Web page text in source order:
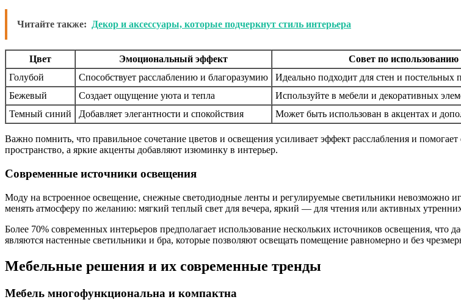
Читайте также: Декор и аксессуары, которые подчеркнут стиль интерьера
Цвет Эмоциональный эффект
Совет по использованию
Голубой
Способствует расслаблению и благоразумию
Идеально подходит для стен и постельных
Бежевый
Создает ощущение уюта и тепла
Используйте в мебели и декоративных
Темный синий
Добавляет элегантности и спокойствия Может быть использован в акцентах и
Важно помнить, что правильное сочетание цветов и освещения усиливает эффект расслабления и
пространство, а яркие акценты добавляют изюминку в интерьер.
Современные источники освещения
Моду на встроенное освещение, снежные светодиодные ленты и регулируемые светильники невозможно
менять атмосферу по желанию: мягкий теплый свет для вечера, яркий — для чтения или активных
Более 70% современных интерьеров предполагает использование нескольких источников освещения, что
являются настенные светильники и бра, которые позволяют освещать помещение равномерно и без
Мебельные решения и их современные тренды
Мебель многофункциональна и компактна